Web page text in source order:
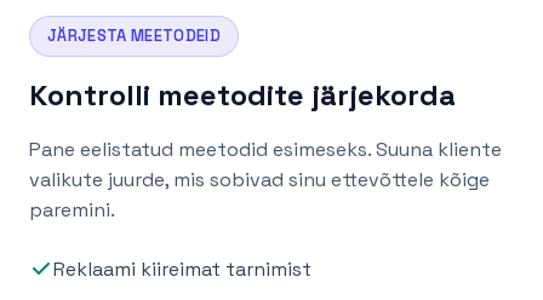
JÄRJESTA MEETODEID
Kontrolli meetodite järjekorda
Pane eelistatud meetodid esimeseks. Suuna kliente
valikute juurde, mis sobivad sinu ettevõttele kõige
paremini.
Reklaami kiireimat tarnimist